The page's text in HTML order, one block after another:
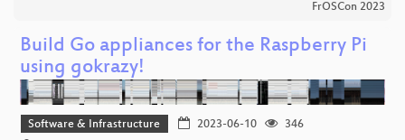
FrOSCon 2023
Build Go appliances for the Raspberry Pi
using gokrazy!
Software & Infrastructure 2023-06-10
346